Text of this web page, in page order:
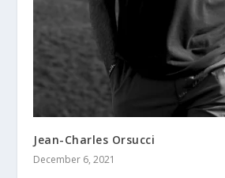
Jean-Charles Orsucci
December 6, 2021